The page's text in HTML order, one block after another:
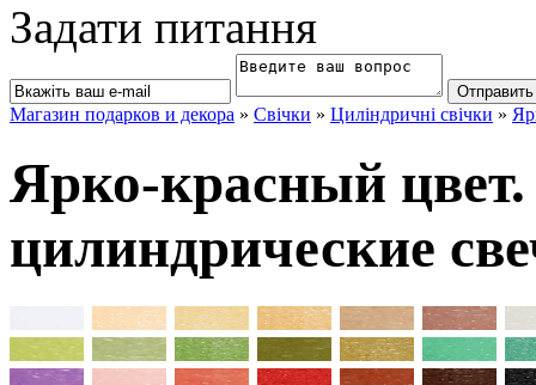
Задати питання
Магазин подарков и декора » Свічки » Циліндричні свічки »
Ярко-красный
цилиндрические